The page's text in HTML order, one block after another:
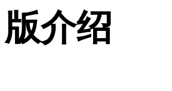
版介绍